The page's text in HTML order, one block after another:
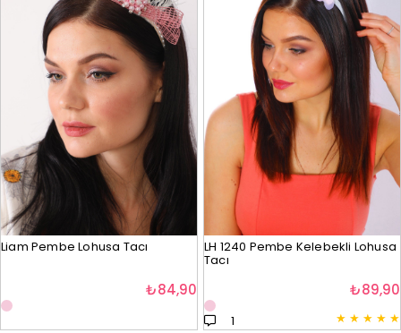
Liam Pembe Lohusa Tacı
₺84,90
LH 1240 Pembe Kelebekli Lohusa
Tacı
★ ★ ★ ★ ★
1
₺89,90